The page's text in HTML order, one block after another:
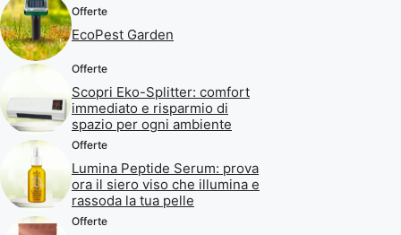
Offerte
EcoPest Garden
Offerte
Scopri Eko-Splitter: comfort
immediato e risparmio di
spazio per ogni ambiente
Offerte
Lumina Peptide Serum: prova
ora il siero viso che illumina e
rassoda la tua pelle
Offerte